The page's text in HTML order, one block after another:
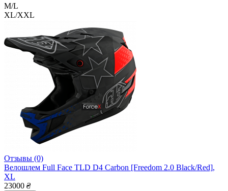
M/L
XL/XXL
Отзывы (0)
Велошлем Full Face TLD D4 Carbon [Freedom 2.0 Black/Red],
XL
23000 ₴